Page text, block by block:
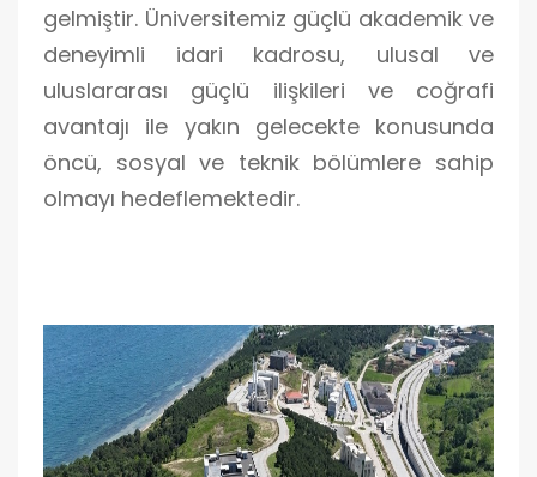
gelmiştir. Üniversitemiz güçlü akademik ve
deneyimli idari kadrosu, ulusal ve
uluslararası güçlü ilişkileri ve coğrafi
avantajı ile yakın gelecekte konusunda
öncü, sosyal ve teknik bölümlere sahip
olmayı hedeflemektedir.